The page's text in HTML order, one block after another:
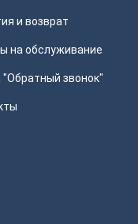
и возврат
на обслуживание
звонок"